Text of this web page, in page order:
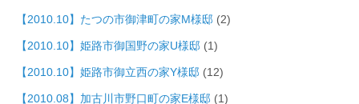
【2010.10】たつの市御津町の家M様邸 (2)
【2010.10】姫路市御国野の家U様邸 (1)
【2010.10】姫路市御立西の家Y様邸 (12)
【2010.08】加古川市野口町の家E様邸 (1)